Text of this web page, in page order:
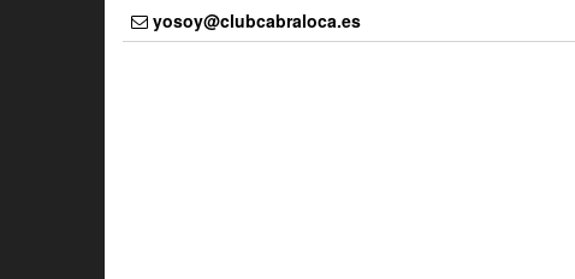
yosoy@clubcabraloca.es